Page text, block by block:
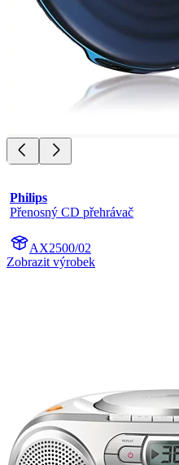
Philips
Přenosný CD přehrávač
AX2500/02
Zobrazit výrobek